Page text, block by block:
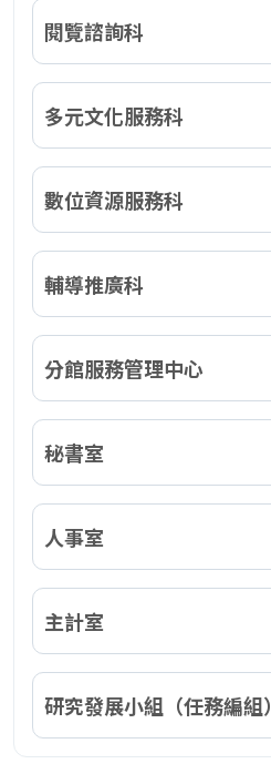
閱覽諮詢科
多元文化服務科
數位資源服務科
輔導推廣科
分館服務管理中心
秘書室
人事室
主計室
研究發展小組（任務編組）